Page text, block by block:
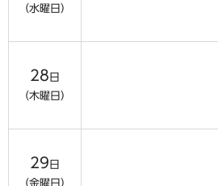
（水曜日）
28 日
（木曜日）
29 日
（金曜日）